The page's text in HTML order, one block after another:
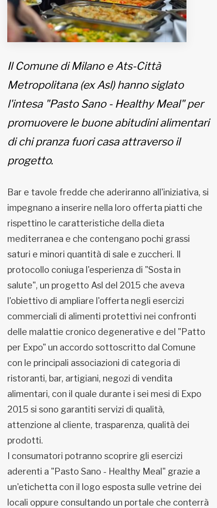
Bernardis
EDB edizioni - Via Brivio angolo C.
Imbonati, 89 20159 Milano (Italia)
Informativa sulla privacy
Il Comune di Milano e Ats-Città
Metropolitana (ex Asl) hanno siglato
l'intesa "Pasto Sano - Healthy Meal" per
promuovere le buone abitudini alimentari
di chi pranza fuori casa attraverso il
progetto.
Bar e tavole fredde che aderiranno all'iniziativa, si
impegnano a inserire nella loro offerta piatti che
rispettino le caratteristiche della dieta
mediterranea e che contengano pochi grassi
saturi e minori quantità di sale e zuccheri. Il
protocollo coniuga l'esperienza di "Sosta in
salute", un progetto Asl del 2015 che aveva
l'obiettivo di ampliare l'offerta negli esercizi
commerciali di alimenti protettivi nei confronti
delle malattie cronico degenerative e del "Patto
per Expo" un accordo sottoscritto dal Comune
con le principali associazioni di categoria di
ristoranti, bar, artigiani, negozi di vendita
alimentari, con il quale durante i sei mesi di Expo
2015 si sono garantiti servizi di qualità,
attenzione al cliente, trasparenza, qualità dei
prodotti.
I consumatori potranno scoprire gli esercizi
aderenti a "Pasto Sano - Healthy Meal" grazie a
un'etichetta con il logo esposta sulle vetrine dei
locali oppure consultando un portale che conterrà